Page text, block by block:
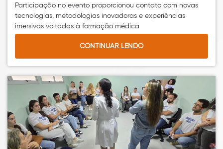
Participação no evento proporcionou contato com novas
tecnologias, metodologias inovadoras e experiências
imersivas voltadas à formação médica
CONTINUAR LENDO